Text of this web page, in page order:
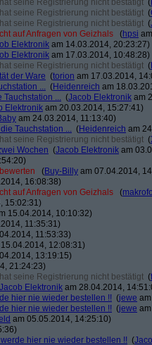
seine Registrierung nicht bestätigt (
seine Registrierung nicht bestätigt (
seine Registrierung nicht bestätigt (
auf Anfragen von Geizhals (hpsi
Elektronik am 14.03.2014, 20:23:27)
Elektronik am 17.03.2014, 10:48:28)
seine Registrierung nicht bestätigt (
der Ware (torion am 17.03.2014,
... (Heidenreich am
Tauchstation ... (Jacob Elektronik am
Elektronik am 20.03.2014, 15:27:41)
am 24.03.2014, 11:13:40)
Tauchstation ... (Heidenreich am
seine Registrierung nicht bestätigt (
Wochen (Jacob Elektronik am
(Buy-Billy am 07.04.2014,
16:08:38)
auf Anfragen von Geizhals (
15:02:31)
15.04.2014, 10:10:32)
11:35:31)
11:53:33)
12:08:31)
13:19:15)
21:24:23)
seine Registrierung nicht bestätigt (
Jacob Elektronik am 28.04.2014,
hier nie wieder bestellen !! (jewe
hier nie wieder bestellen !! (jewe
am 05.05.2014, 14:25:10)
hier nie wieder bestellen !! (